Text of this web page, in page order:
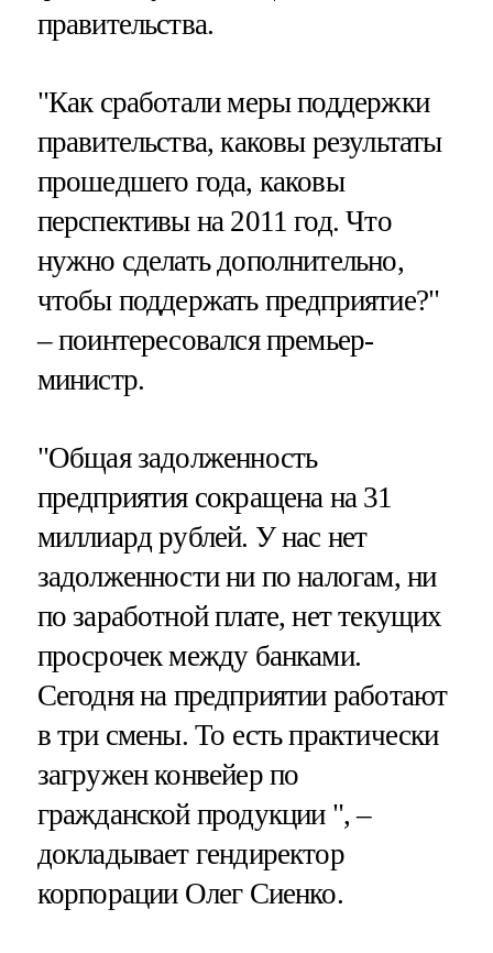
правительства.
"Как сработали меры поддержки
правительства, каковы результаты
прошедшего года, каковы
перспективы на 2011 год. Что
нужно сделать дополнительно,
чтобы поддержать предприятие?"
– поинтересовался премьер-
министр.
"Общая задолженность
предприятия сокращена на 31
миллиард рублей. У нас нет
задолженности ни по налогам, ни
по заработной плате, нет текущих
просрочек между банками.
Сегодня на предприятии работают
в три смены. То есть практически
загружен конвейер по
гражданской продукции ", –
докладывает гендиректор
корпорации Олег Сиенко.